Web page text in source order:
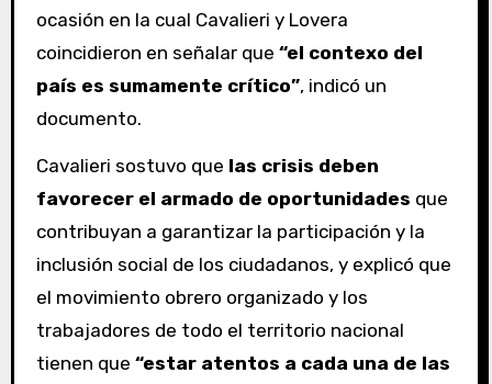
ocasión en la cual Cavalieri y Lovera
coincidieron en señalar que “el contexo del
país es sumamente crítico”, indicó un
documento.
Cavalieri sostuvo que las crisis deben
favorecer el armado de oportunidades que
contribuyan a garantizar la participación y la
inclusión social de los ciudadanos, y explicó que
el movimiento obrero organizado y los
trabajadores de todo el territorio nacional
tienen que “estar atentos a cada una de las